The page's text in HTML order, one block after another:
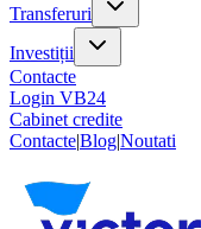
Transferuri
Investiții
Contacte
Login VB24
Cabinet credite
Contacte|Blog|Noutati